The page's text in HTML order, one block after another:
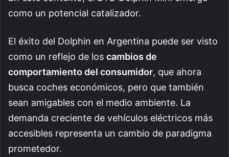
como un potencial catalizador.
El éxito del Dolphin en Argentina puede ser visto
como un reflejo de los cambios de
comportamiento del consumidor, que ahora
busca coches económicos, pero que también
sean amigables con el medio ambiente. La
demanda creciente de vehículos eléctricos más
accesibles representa un cambio de paradigma
prometedor.